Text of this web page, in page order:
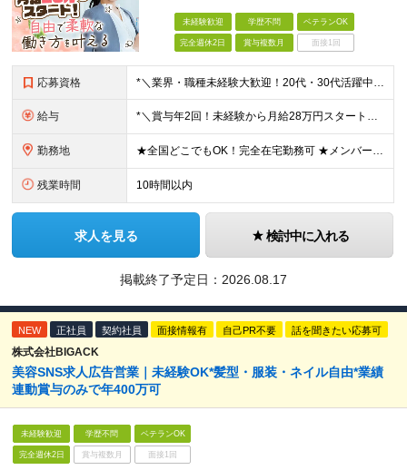
未経験歓迎 学歴不問 ベテランOK
完全週休2日 賞与複数月 面接1回
応募資格 *＼業界・職種未経験大歓迎！20代・30代活躍中／* ◆学歴不問 ◆第二新卒OK ◎ワークライフバランスを整えたい ◎誰かの役に立つ仕事がしたい ◎安心して長く働ける環境で活躍したい こんな想いを
給与 *＼賞与年2回！未経験から月給28万円スタート／* ◆月給28万～40万円＋賞与年2回＋各種インセンティブ ※経験・スキルを考慮の上、決定します ※試用期間6ヶ月間あり（期間中は月給26万円～にな
勤務地 ★全国どこでもOK！完全在宅勤務可 ★メンバーは北海道・新潟・茨城・東京・静岡・愛知・兵庫・福岡など、全国様々な地域にて活躍中です♪ 【本社】 東京都渋谷区恵比寿1-13-1鈴木ビル3F (変更の
残業時間 10時間以内
求人を見る 検討中に入れる
掲載終了予定日： 2026.08.17
NEW 正社員 契約社員 面接情報有 自己PR不要 話を聞きたい応募可
株式会社BIGACK
美容SNS求人広告営業｜未経験OK*髪型・服装・ネイル自由*業績
連動賞与のみで年400万可
未経験歓迎 学歴不問 ベテランOK
完全週休2日 賞与複数月 面接1回